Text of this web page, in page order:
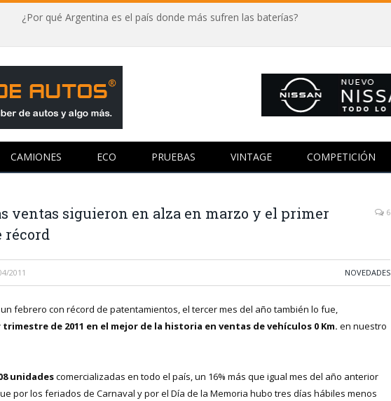
¿Por qué Argentina es el país donde más sufren las baterías?
CAMIONES ECO PRUEBAS VINTAGE COMPETICIÓN
ventas siguieron en alza en marzo y el primer
récord
6
2011 NOVEDADES
febrero con récord de patentamientos, el tercer mes del año también lo fue,
de 2011 en el mejor de la historia en ventas de vehículos 0 Km. en nuestro
unidadescomercializadas en todo el país, un 16% más que igual mes del año anterior
por los feriados de Carnaval y por el Día de la Memoria hubo tres días hábiles menos